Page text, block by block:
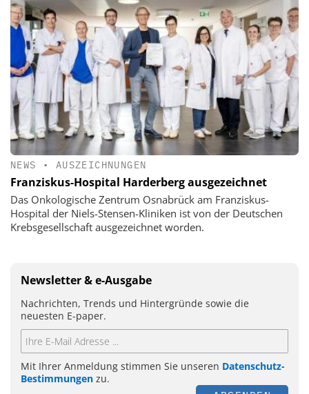
NEWS • AUSZEICHNUNGEN
Franziskus-Hospital Harderberg ausgezeichnet
Das Onkologische Zentrum Osnabrück am Franziskus-
Hospital der Niels-Stensen-Kliniken ist von der Deutschen
Krebsgesellschaft ausgezeichnet worden.
Newsletter & e-Ausgabe
Nachrichten, Trends und Hintergründe sowie die
neuesten E-paper.
Mit Ihrer Anmeldung stimmen Sie unseren Datenschutz-
Bestimmungen zu.